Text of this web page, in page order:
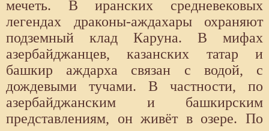
мечеть. В иранских средневековых
легендах драконы-аждахары охраняют
подземный клад Каруна. В мифах
азербайджанцев, казанских татар и
башкир аждарха связан с водой, с
дождевыми тучами. В частности, по
азербайджанским и башкирским
представлениям, он живёт в озере. По